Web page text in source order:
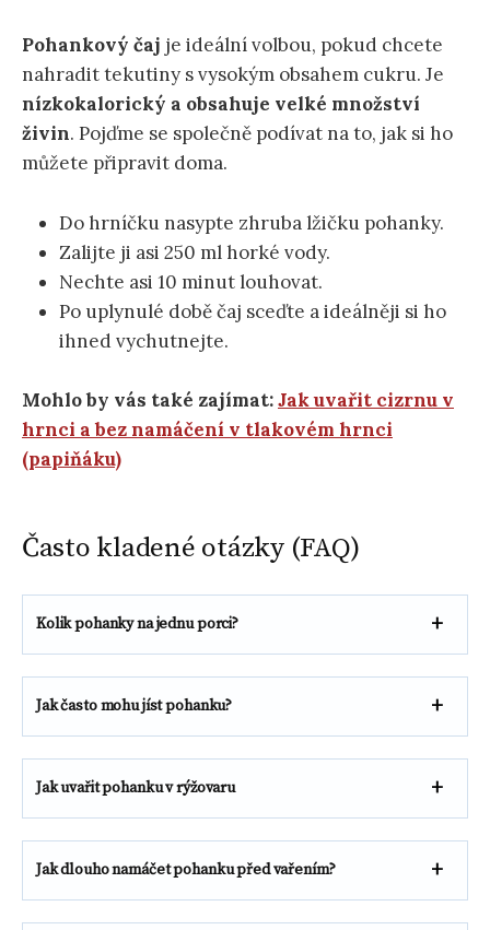
Pohankový čaj je ideální volbou, pokud chcete
nahradit tekutiny s vysokým obsahem cukru. Je
nízkokalorický a obsahuje velké množství
živin. Pojďme se společně podívat na to, jak si ho
můžete připravit doma.
Do hrníčku nasypte zhruba lžičku pohanky.
Zalijte ji asi 250 ml horké vody.
Nechte asi 10 minut louhovat.
Po uplynulé době čaj sceďte a ideálněji si ho
ihned vychutnejte.
Mohlo by vás také zajímat:Jak uvařit cizrnu v
hrnci a bez namáčení v tlakovém hrnci
(papiňáku)
Často kladené otázky (FAQ)
Kolik pohanky na jednu porci?
Jak často mohu jíst pohanku?
Jak uvařit pohanku v rýžovaru
Jak dlouho namáčet pohanku před vařením?